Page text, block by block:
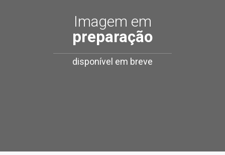
Imagem em
preparação
disponível em breve